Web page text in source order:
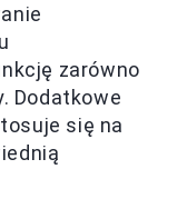
zarówno
Dodatkowe
się na